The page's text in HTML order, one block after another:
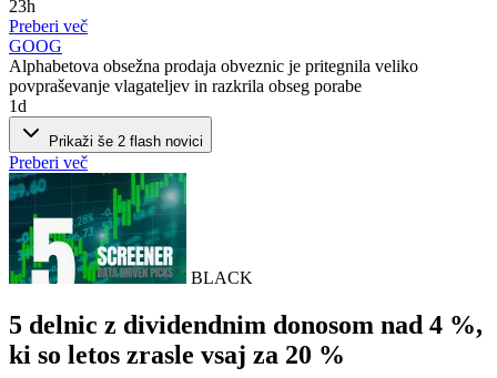
23h
Preberi več
GOOG
Alphabetova obsežna prodaja obveznic je pritegnila veliko
povpraševanje vlagateljev in razkrila obseg porabe
1d
Prikaži še 2 flash novici
Preberi več
BLACK
5 delnic z dividendnim donosom nad 4 %,
ki so letos zrasle vsaj za 20 %